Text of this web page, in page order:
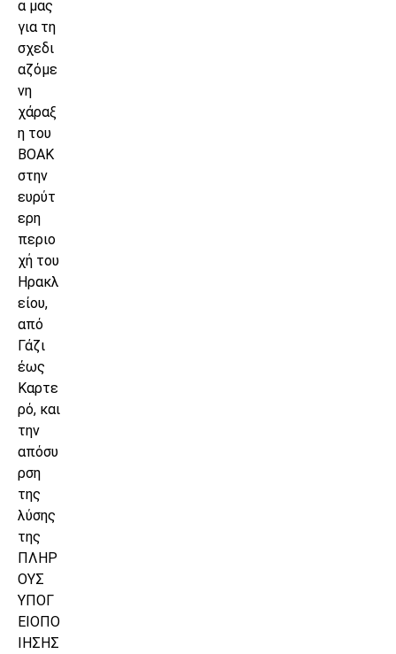
α μας
για τη
σχεδι
αζόμε
νη
χάραξ
η του
ΒΟΑΚ
στην
ευρύτ
ερη
περιο
χή του
Ηρακλ
είου,
από
Γάζι
έως
Καρτε
ρό, και
την
απόσυ
ρση
της
λύσης
της
ΠΛΗΡ
ΟΥΣ
ΥΠΟΓ
ΕΙΟΠΟ
ΙΗΣΗΣ